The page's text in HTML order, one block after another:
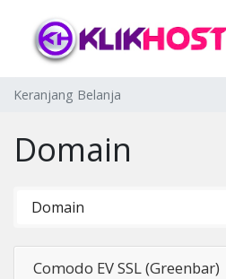
Keranjang Belanja
Domain
Comodo EV SSL (Greenbar)